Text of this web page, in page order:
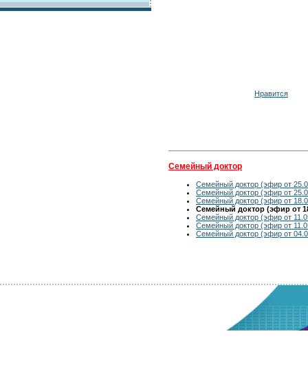
Нравится
Семейный доктор
Семейный доктор (эфир от
Семейный доктор (эфир от
Семейный доктор (эфир от
Семейный доктор (эфир от
Семейный доктор (эфир от
Семейный доктор (эфир от
Семейный доктор (эфир от